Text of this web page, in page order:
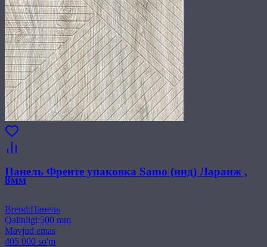
Панель Френте упаковка Samo (инд) Ларанж ,
8мм
Brend:Панель
Qalinligi:500 mm
Mavjud emas
405 000 so'm